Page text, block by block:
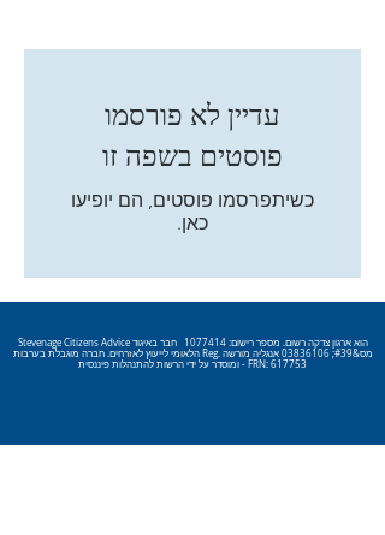
עדיין לא פורסמו
פוסטים בשפה זו
כשיתפרסמו פוסטים, הם יופיעו
כאן.
Stevenage Citizens Advice הוא ארגון צדקה רשום. מספר רישום:1077414
חבר באיגוד
הלאומי לייעוץ לאזרחים. חברה מוגבלת בערבות Reg. מס&#39;
03836106 אנגליה מורשה
ומוסדר על ידי הרשות להתנהלות פיננסית - FRN: 617753